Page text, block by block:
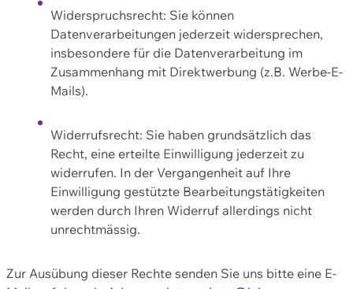
Widerspruchsrecht: Sie können
Datenverarbeitungen jederzeit widersprechen,
insbesondere für die Datenverarbeitung im
Zusammenhang mit Direktwerbung (z.B. Werbe-E-
Mails).
Widerrufsrecht: Sie haben grundsätzlich das
Recht, eine erteilte Einwilligung jederzeit zu
widerrufen. In der Vergangenheit auf Ihre
Einwilligung gestützte Bearbeitungstätigkeiten
werden durch Ihren Widerruf allerdings nicht
unrechtmässig.
Zur Ausübung dieser Rechte senden Sie uns bitte eine E-